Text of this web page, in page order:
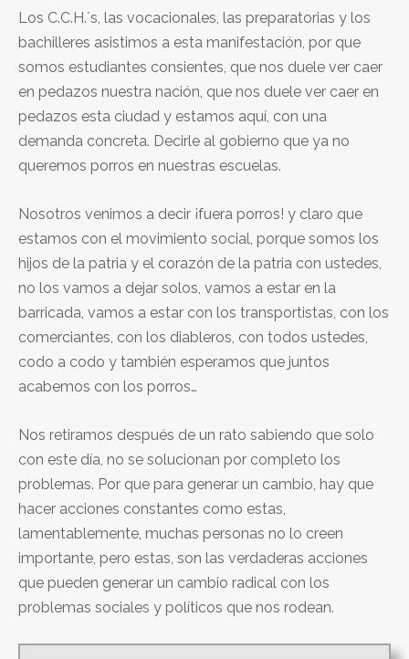
Los C.C.H.´s, las vocacionales, las preparatorias y los
bachilleres asistimos a esta manifestación, por que
somos estudiantes consientes, que nos duele ver caer
en pedazos nuestra nación, que nos duele ver caer en
pedazos esta ciudad y estamos aquí, con una
demanda concreta. Decirle al gobierno que ya no
queremos porros en nuestras escuelas.
Nosotros venimos a decir ¡fuera porros! y claro que
estamos con el movimiento social, porque somos los
hijos de la patria y el corazón de la patria con ustedes,
no los vamos a dejar solos, vamos a estar en la
barricada, vamos a estar con los transportistas, con los
comerciantes, con los diableros, con todos ustedes,
codo a codo y también esperamos que juntos
acabemos con los porros…
Nos retiramos después de un rato sabiendo que solo
con este día, no se solucionan por completo los
problemas. Por que para generar un cambio, hay que
hacer acciones constantes como estas,
lamentablemente, muchas personas no lo creen
importante, pero estas, son las verdaderas acciones
que pueden generar un cambio radical con los
problemas sociales y políticos que nos rodean.